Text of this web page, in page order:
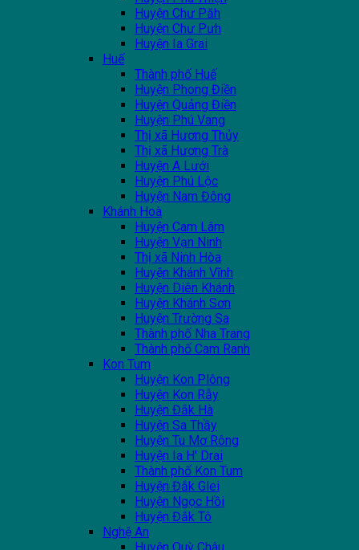
Huyện Chư Păh
Huyện Chư Pưh
Huyện Ia Grai
Huế
Thành phố Huế
Huyện Phong Điền
Huyện Quảng Điền
Huyện Phú Vang
Thị xã Hương Thủy
Thị xã Hương Trà
Huyện A Lưới
Huyện Phú Lộc
Huyện Nam Đông
Khánh Hoà
Huyện Cam Lâm
Huyện Vạn Ninh
Thị xã Ninh Hòa
Huyện Khánh Vĩnh
Huyện Diên Khánh
Huyện Khánh Sơn
Huyện Trường Sa
Thành phố Nha Trang
Thành phố Cam Ranh
Kon Tum
Huyện Kon Plông
Huyện Kon Rẫy
Huyện Đắk Hà
Huyện Sa Thầy
Huyện Tu Mơ Rông
Huyện Ia H' Drai
Thành phố Kon Tum
Huyện Đắk Glei
Huyện Ngọc Hồi
Huyện Đắk Tô
Nghệ An